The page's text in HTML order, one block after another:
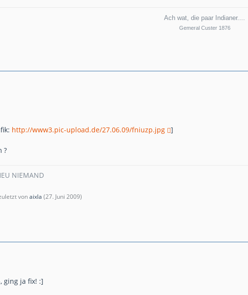
Ach wat, die paar Indianer....
Gemeral Custer 1876
http://www3.pic-upload.de/27.06.09/fniuzp.jpg ]
?
NIEMAND
vonaixla (27. Juni 2009)
ging ja fix! :]